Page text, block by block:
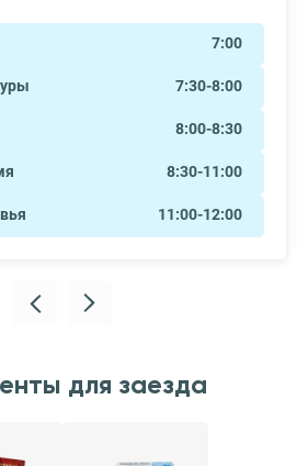
7:00
7:30-8:00
8:00-8:30
8:30-11:00
11:00-12:00
для заезда